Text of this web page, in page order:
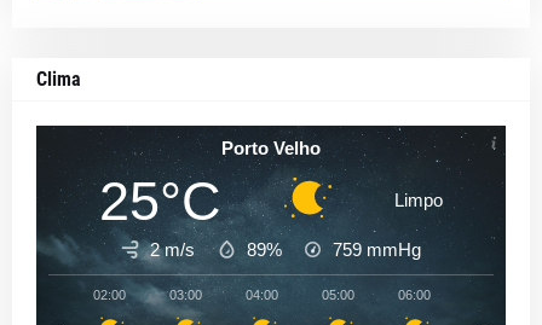
Clima
Porto Velho
25°C Limpo
2 m/s 89% 759 mmHg
02:00 03:00 04:00 05:00 06:00